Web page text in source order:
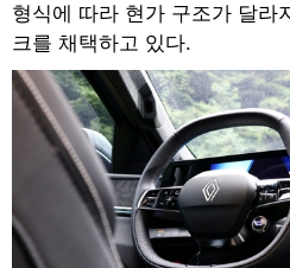
형식에 따라 현가 구조가 달라
크를 채택하고 있다.